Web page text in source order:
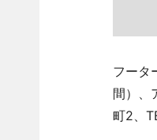
フータ
間）、
町2、